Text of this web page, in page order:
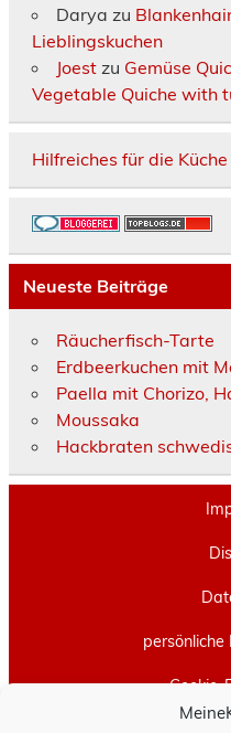
Darya zu
Lieblingskuchen
Joestzu Gemüse
Vegetable Quiche with
Hilfreiches für die Küche
Neueste Beiträge
Räucherfisch-Tarte
Erdbeerkuchen mit
Paella mit Chorizo,
Moussaka
Hackbraten
Cookie-